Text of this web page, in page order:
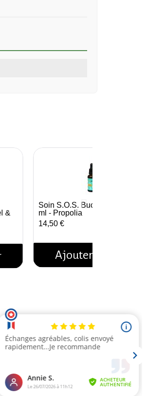
&
Aperçu rapide
Soin S.O.S. Bucco-Dentaire -
ml - Propolia
14,50 €
Ajouter au panier